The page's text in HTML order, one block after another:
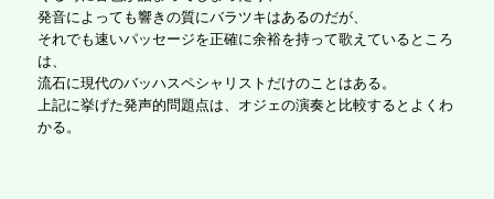
発音によっても響きの質にバラツキはあるのだが、
それでも速いパッセージを正確に余裕を持って歌えているところ
は、
流石に現代のバッハスペシャリストだけのことはある。
上記に挙げた発声的問題点は、オジェの演奏と比較するとよくわ
かる。